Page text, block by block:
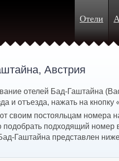
Отели
Австрия
отелей Бад-Гаштайна
и отъезда, нажать на кнопку
своим постояльцам номера
подобрать подходящий номер
Гаштайна представлен